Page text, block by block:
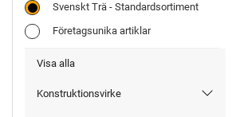
Svenskt Trä - Standardsortiment
Företagsunika artiklar
Visa alla
Konstruktionsvirke